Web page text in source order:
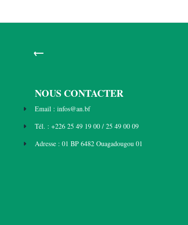
←
NOUS CONTACTER
Email : infos@an.bf
Tél. : +226 25 49 19 00 / 25 49 00 09
Adresse : 01 BP 6482 Ouagadougou 01